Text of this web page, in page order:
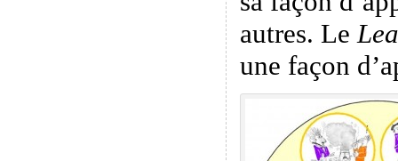
autres. Le
une façon